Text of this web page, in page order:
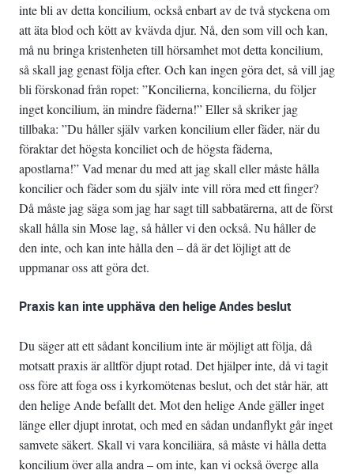
inte bli av detta koncilium, också enbart av de två styckena om
att äta blod och kött av kvävda djur. Nå, den som vill och kan,
må nu bringa kristenheten till hörsamhet mot detta koncilium,
så skall jag genast följa efter. Och kan ingen göra det, så vill jag
bli förskonad från ropet: ”Koncilierna, koncilierna, du följer
inget koncilium, än mindre fäderna!” Eller så skriker jag
tillbaka: ”Du håller själv varken koncilium eller fäder, när du
föraktar det högsta konciliet och de högsta fäderna,
apostlarna!” Vad menar du med att jag skall eller måste hålla
koncilier och fäder som du själv inte vill röra med ett finger?
Då måste jag säga som jag har sagt till sabbatärerna, att de först
skall hålla sin Mose lag, så håller vi den också. Nu håller de
den inte, och kan inte hålla den – då är det löjligt att de
uppmanar oss att göra det.
Praxis kan inte upphäva den helige Andes beslut
Du säger att ett sådant koncilium inte är möjligt att följa, då
motsatt praxis är alltför djupt rotad. Det hjälper inte, då vi tagit
oss före att foga oss i kyrkomötenas beslut, och det står här, att
den helige Ande befallt det. Mot den helige Ande gäller inget
länge eller djupt inrotat, och med en sådan undanflykt går inget
samvete säkert. Skall vi vara konciliära, så måste vi hålla detta
koncilium över alla andra – om inte, kan vi också överge alla